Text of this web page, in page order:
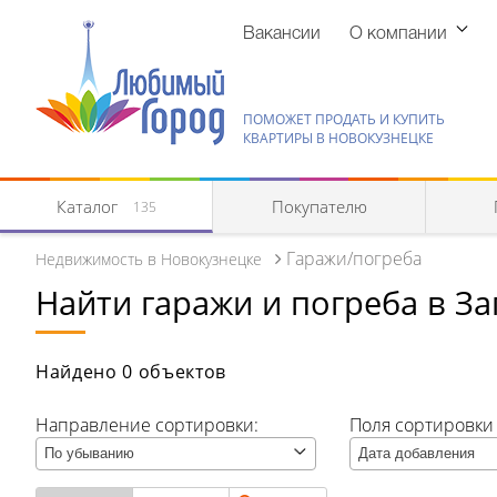
Вакансии О компании
ПОМОЖЕТ ПРОДАТЬ И КУПИТЬ
КВАРТИРЫ В НОВОКУЗНЕЦКЕ
Каталог 135 Покупателю
Недвижимость в Новокузнецке Гаражи/погреба
Квартиры
Абагур-Лесной
Найти гаражи и погреба в
Найдено 0 объектов
Направление сортировки:
По убыванию
Поля сортировки
Дата добавления